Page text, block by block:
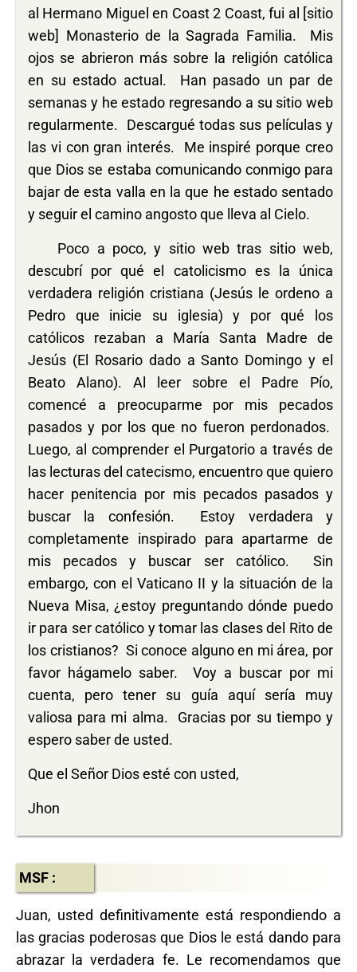
al Hermano Miguel en Coast 2 Coast, fui al [sitio
web] Monasterio de la Sagrada Familia. Mis
ojos se abrieron más sobre la religión católica
en su estado actual. Han pasado un par de
semanas y he estado regresando a su sitio web
regularmente. Descargué todas sus películas y
las vi con gran interés. Me inspiré porque creo
que Dios se estaba comunicando conmigo para
bajar de esta valla en la que he estado sentado
y seguir el camino angosto que lleva al Cielo.
Poco a poco, y sitio web tras sitio web,
descubrí por qué el catolicismo es la única
verdadera religión cristiana (Jesús le ordeno a
Pedro que inicie su iglesia) y por qué los
católicos rezaban a María Santa Madre de
Jesús (El Rosario dado a Santo Domingo y el
Beato Alano). Al leer sobre el Padre Pío,
comencé a preocuparme por mis pecados
pasados ​​y por los que no fueron perdonados.
Luego, al comprender el Purgatorio a través de
las lecturas del catecismo, encuentro que quiero
hacer penitencia por mis pecados pasados ​​y
buscar la confesión. Estoy verdadera y
completamente inspirado para apartarme de
mis pecados y buscar ser católico. Sin
embargo, con el Vaticano II y la situación de la
Nueva Misa, ¿estoy preguntando dónde puedo
ir para ser católico y tomar las clases del Rito de
los cristianos? Si conoce alguno en mi área, por
favor hágamelo saber. Voy a buscar por mi
cuenta, pero tener su guía aquí sería muy
valiosa para mi alma. Gracias por su tiempo y
espero saber de usted.
Que el Señor Dios esté con usted,
Jhon
MSF :
Juan, usted definitivamente está respondiendo a
las gracias poderosas que Dios le está dando para
abrazar la verdadera fe. Le recomendamos que